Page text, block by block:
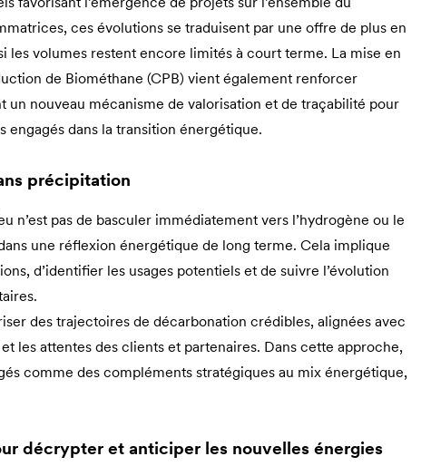
ces évolutions se traduisent par une offre de plus en
les volumes restent encore limités à court terme. La mise en
de Biométhane (CPB) vient également renforcer
un nouveau mécanisme de valorisation et de traçabilité pour
dans la transition énergétique.
précipitation
n’est pas de basculer immédiatement vers l’hydrogène ou le
une réflexion énergétique de long terme. Cela implique
d’identifier les usages potentiels et de suivre l’évolution
des trajectoires de décarbonation crédibles, alignées avec
les attentes des clients et partenaires. Dans cette approche,
comme des compléments stratégiques au mix énergétique,
décrypter et anticiper les nouvelles énergies